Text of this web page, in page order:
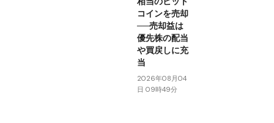
コインを売却
──売却益は
優先株の配当
や買戻しに充
当
2026年08月04
日 09時49分